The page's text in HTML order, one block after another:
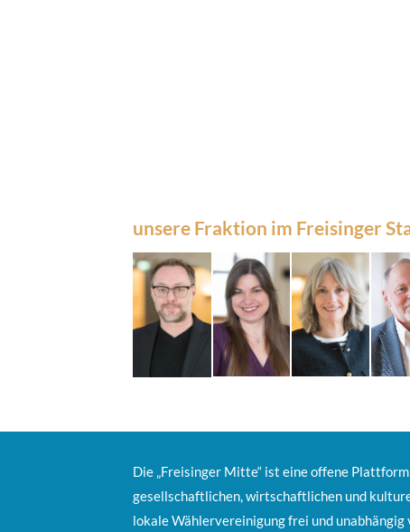
unsere Fraktion im Freisinger
Die „Freisinger Mitte“ ist eine offene
gesellschaftlichen, wirtschaftlichen und
lokale Wählervereinigung frei und